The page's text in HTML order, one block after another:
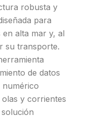
robusta y
para
alta mar y, al
su transporte.
de datos
numérico
y corrientes